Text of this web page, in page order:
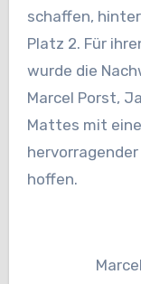
schaffen,
Platz 2. Für
wurde die
Marcel Porst,
Mattes mit
hoffen.